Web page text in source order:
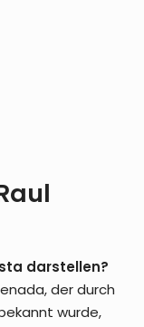
darstellen?
der durch
wurde,